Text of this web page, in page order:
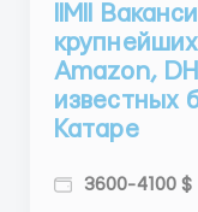
llMll
Amazon,
известных
Катаре
3600-4100 $